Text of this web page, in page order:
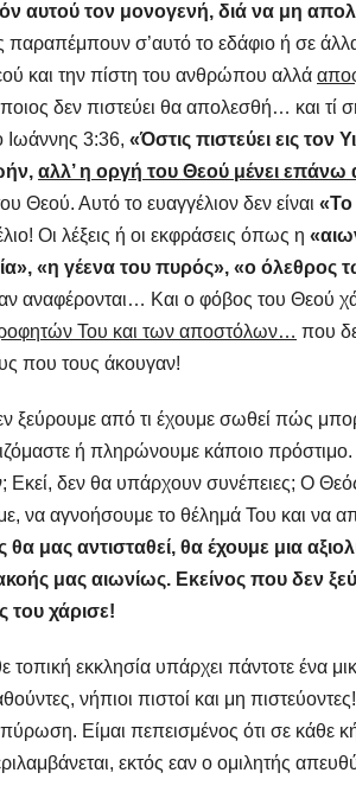
αυτού τον μονογενή, διά να μη
σ’αυτό το εδάφιο ή σε
και την πίστη του ανθρώπου αλλά
δεν πιστεύει θα απολεσθή… και τί
Ιωάννης 3:36, «Όστις πιστεύει εις τον
αλλ’ η οργή του Θεού μένει επάνω
Θεού. Αυτό το ευαγγέλιον δεν είναι «Το
Οι λέξεις ή οι εκφράσεις όπως η
«η γέενα του πυρός», «ο όλεθρος
αναφέρονται… Και ο φόβος του Θεού
Του και των αποστόλων… που
που τους άκουγαν!
ξεύρουμε από τι έχουμε σωθεί πώς
ή πληρώνουμε κάποιο
Εκεί, δεν θα υπάρχουν συνέπειες; Ο Θεός
να αγνοήσουμε το θέλημά Του και να
θα μας αντισταθεί, θα έχουμε μια
μας αιωνίως. Εκείνος που δεν
του χάρισε!
τοπική εκκλησία υπάρχει πάντοτε ένα
νήπιοι πιστοί και μη
Είμαι πεπεισμένος ότι σε κάθε
εκτός εαν ο ομιλητής